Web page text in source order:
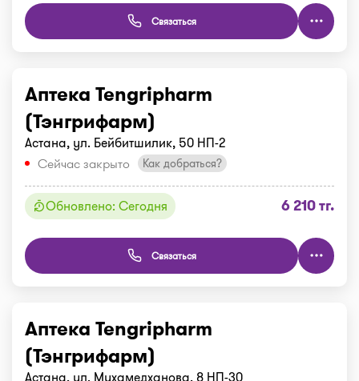
Связаться
Аптека Tengripharm
(Тэнгрифарм)
Астана, ул. Бейбитшилик, 50 НП-2
Сейчас закрыто
Как добраться?
Обновлено: Сегодня 6 210 тг.
Связаться
Аптека Tengripharm
(Тэнгрифарм)
Астана, ул. Мухамедханова, 8 НП-30